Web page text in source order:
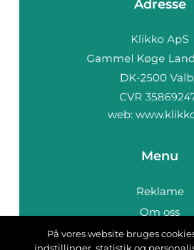
Adresse
web:
Menu
Reklame
Om oss
Cookies
På vores website bruges